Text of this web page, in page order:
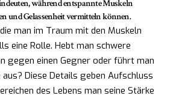
während entspannte Muskeln
und Gelassenheit vermitteln können.
man im Traum mit den Muskeln
eine Rolle. Hebt man schwere
gegen einen Gegner oder führt man
Diese Details geben Aufschluss
des Lebens man seine Stärke